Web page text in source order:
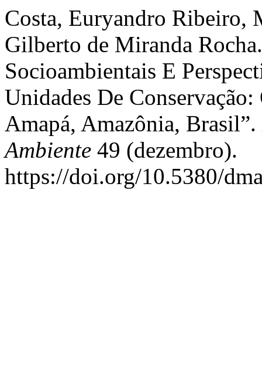
Costa, Euryandro Ribeiro,
Gilberto de Miranda
Socioambientais E
Unidades De
Amapá, Amazônia, Brasil”.
Ambiente 49 (dezembro).
https://doi.org/10.5380/